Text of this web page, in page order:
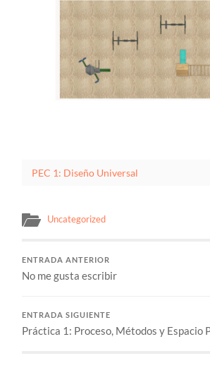
PEC 1: Diseño Universal
Uncategorized
ENTRADA ANTERIOR
No me gusta escribir
ENTRADA SIGUIENTE
Práctica 1: Proceso, Métodos y Espacio